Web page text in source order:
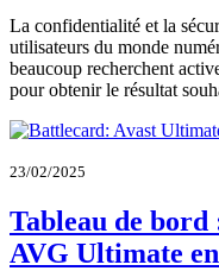
La confidentialité et la
utilisateurs du monde
beaucoup recherchent
pour obtenir le résultat
23/02/2025
Tableau de
AVG Ultimate